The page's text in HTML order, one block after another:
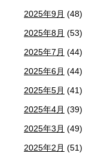
2025年9月 (48)
2025年8月 (53)
2025年7月 (44)
2025年6月 (44)
2025年5月 (41)
2025年4月 (39)
2025年3月 (49)
2025年2月 (51)